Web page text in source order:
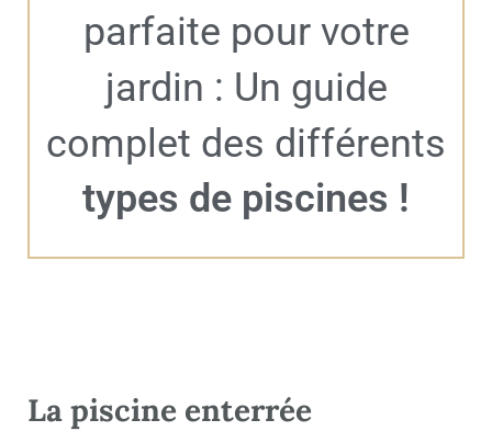
parfaite pour votre
jardin : Un guide
complet des différents
types de piscines !
La piscine enterrée